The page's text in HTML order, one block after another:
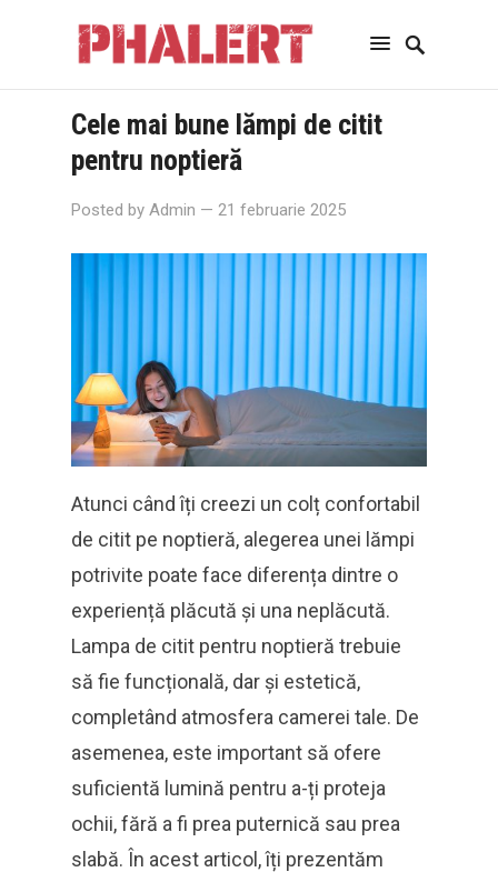
Cele mai bune lămpi de citit
pentru noptieră
Posted by Admin — 21 februarie 2025
Atunci când îți creezi un colț confortabil
de citit pe noptieră, alegerea unei lămpi
potrivite poate face diferența dintre o
experiență plăcută și una neplăcută.
Lampa de citit pentru noptieră trebuie
să fie funcțională, dar și estetică,
completând atmosfera camerei tale. De
asemenea, este important să ofere
suficientă lumină pentru a-ți proteja
ochii, fără a fi prea puternică sau prea
slabă. În acest articol, îți prezentăm